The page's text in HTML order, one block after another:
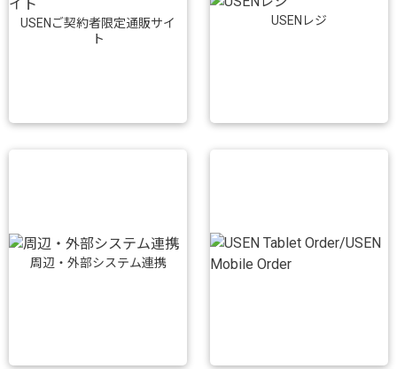
USENご契約者限定通販サイ
ト
USENレジ
周辺・外部システム連携